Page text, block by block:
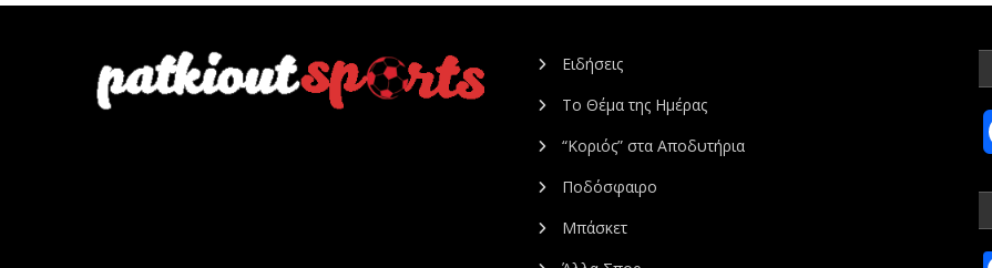
Ειδήσεις
Το Θέμα της Ημέρας
“Κοριός” στα Αποδυτήρια
Ποδόσφαιρο
Μπάσκετ